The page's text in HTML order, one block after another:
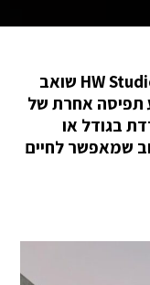
ביתו הפרטי של האדריכל ממשרד HW Studio שואב
תפיסה אחרת של
בגודל או
שמאפשר לחיים